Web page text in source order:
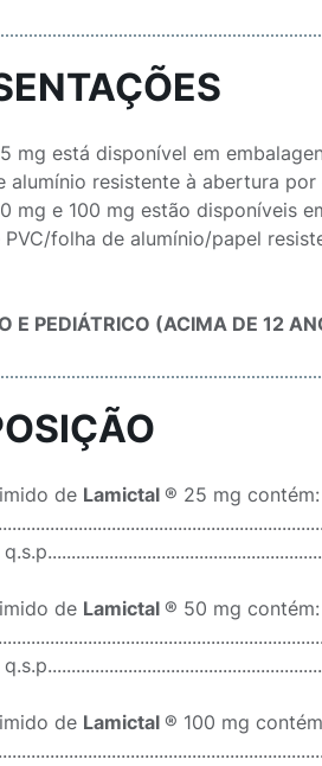
mg está disponível em
alumínio resistente à abertura por
mg e 100 mg estão disponíveis
folha de alumínio/papel
E PEDIÁTRICO (ACIMA DE 12
de Lamictal ® 25 mg contém:
de Lamictal ® 50 mg contém:
de Lamictal ® 100 mg